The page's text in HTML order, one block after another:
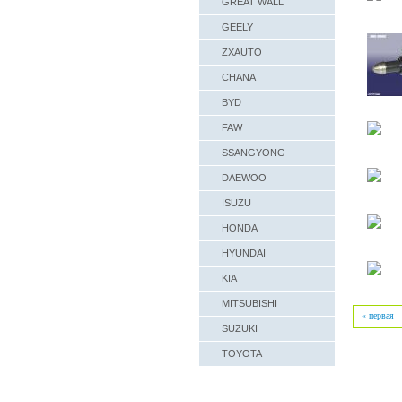
GEELY
ZXAUTO
CHANA
BYD
FAW
SSANGYONG
DAEWOO
ISUZU
HONDA
HYUNDAI
KIA
MITSUBISHI
SUZUKI
TOYOTA
« первая